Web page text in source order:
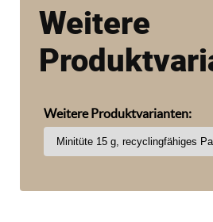
Weitere
Weitere Produktvarianten: